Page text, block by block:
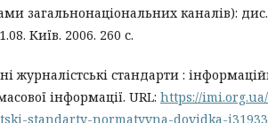
загальнонаціональних каналів):
Київ. 2006. 260 с.
журналістські стандарти :
інформації. URL: https://
standarty-normatyvna-dovidka-i31933